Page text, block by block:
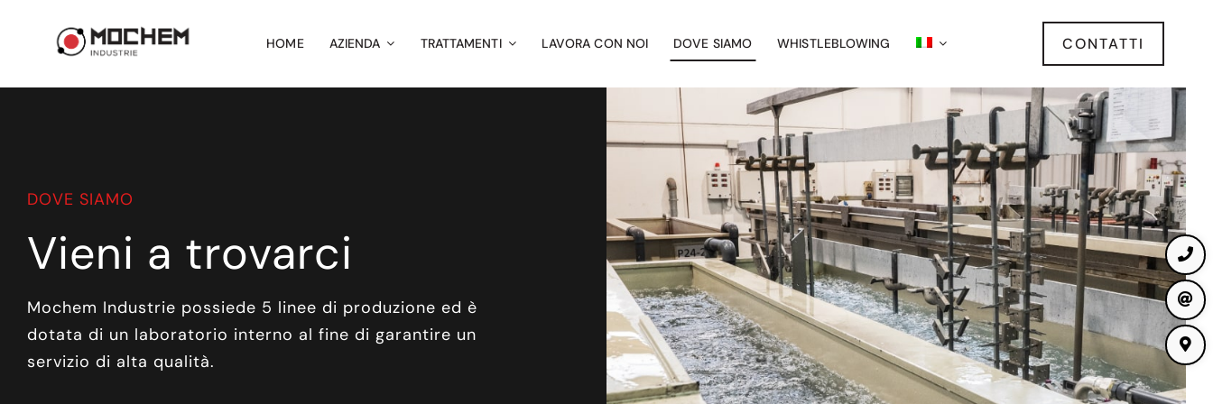
contenuto
HOME AZIENDA TRATTAMENTI LAVORA CON NOI DOVE SIAMO WHISTLEBLOWING CONTATTI
DOVE SIAMO
Vieni a trovarci
Mochem Industrie possiede 5 linee di produzione ed è
dotata di un laboratorio interno al fine di garantire un
servizio di alta qualità.